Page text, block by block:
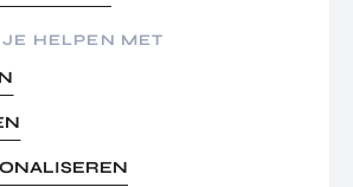
HELPEN MET